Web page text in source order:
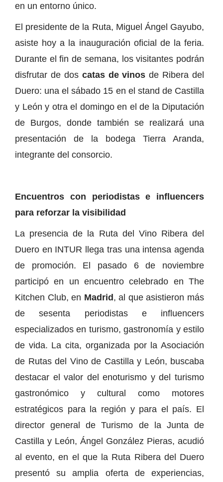
en un entorno único.
El presidente de la Ruta, Miguel Ángel Gayubo,
asiste hoy a la inauguración oficial de la feria.
Durante el fin de semana, los visitantes podrán
disfrutar de dos catas de vinosde Ribera del
Duero: una el sábado 15 en el stand de Castilla
y León y otra el domingo en el de la Diputación
de Burgos, donde también se realizará una
presentación de la bodega Tierra Aranda,
integrante del consorcio.
Encuentros con periodistas e influencers
para reforzar la visibilidad
La presencia de la Ruta del Vino Ribera del
Duero en INTUR llega tras una intensa agenda
de promoción. El pasado 6 de noviembre
participó en un encuentro celebrado en The
Kitchen Club, en Madrid, al que asistieron más
de sesenta periodistas e influencers
especializados en turismo, gastronomía y estilo
de vida. La cita, organizada por la Asociación
de Rutas del Vino de Castilla y León, buscaba
destacar el valor del enoturismo y del turismo
gastronómico y cultural como motores
estratégicos para la región y para el país. El
director general de Turismo de la Junta de
Castilla y León, Ángel González Pieras, acudió
al evento, en el que la Ruta Ribera del Duero
presentó su amplia oferta de experiencias,